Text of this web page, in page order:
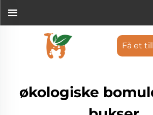
Få et
økologiske